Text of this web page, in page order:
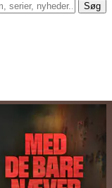
Søg